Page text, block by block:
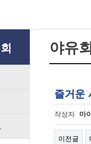
야유
즐거운
작성자 마
이전글